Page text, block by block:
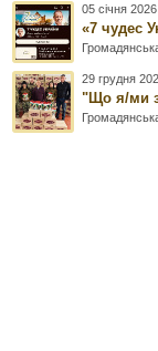
05 січня
«7 чудес
29 грудня
"Що я/ми